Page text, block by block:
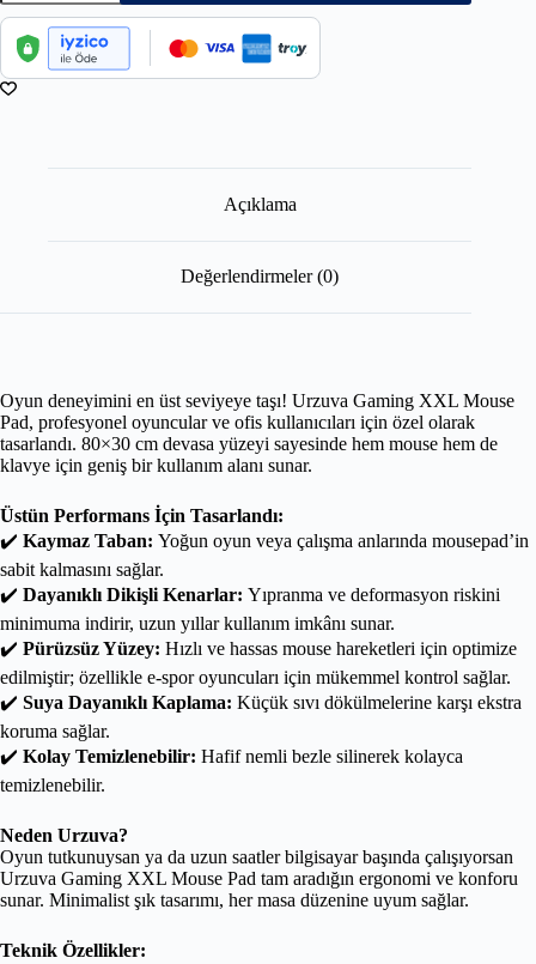
Açıklama
Değerlendirmeler (0)
Oyun deneyimini en üst seviyeye taşı! Urzuva Gaming XXL Mouse
Pad, profesyonel oyuncular ve ofis kullanıcıları için özel olarak
tasarlandı. 80×30 cm devasa yüzeyi sayesinde hem mouse hem de
klavye için geniş bir kullanım alanı sunar.
Üstün Performans İçin Tasarlandı:
✔️ Kaymaz Taban: Yoğun oyun veya çalışma anlarında mousepad’in
sabit kalmasını sağlar.
✔️ Dayanıklı Dikişli Kenarlar: Yıpranma ve deformasyon riskini
minimuma indirir, uzun yıllar kullanım imkânı sunar.
✔️ Pürüzsüz Yüzey: Hızlı ve hassas mouse hareketleri için optimize
edilmiştir; özellikle e-spor oyuncuları için mükemmel kontrol sağlar.
✔️ Suya Dayanıklı Kaplama: Küçük sıvı dökülmelerine karşı ekstra
koruma sağlar.
✔️ Kolay Temizlenebilir: Hafif nemli bezle silinerek kolayca
temizlenebilir.
Neden Urzuva?
Oyun tutkunuysan ya da uzun saatler bilgisayar başında çalışıyorsan
Urzuva Gaming XXL Mouse Pad tam aradığın ergonomi ve konforu
sunar. Minimalist şık tasarımı, her masa düzenine uyum sağlar.
Teknik Özellikler: